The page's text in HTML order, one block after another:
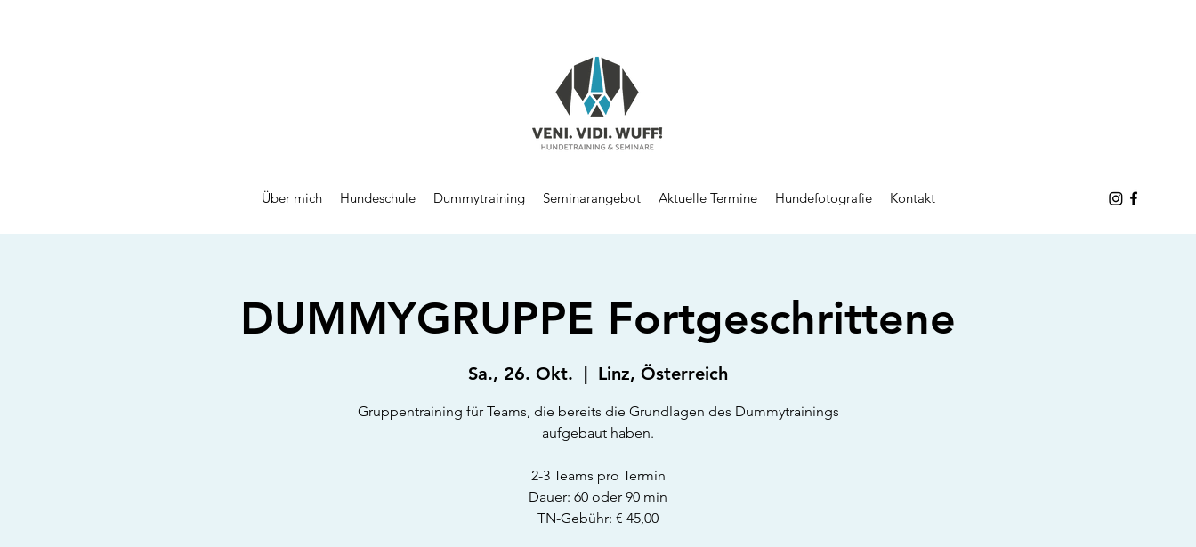
Über mich Hundeschule Dummytraining Seminarangebot Aktuelle Termine Hundefotografie Kontakt
DUMMYGRUPPE Fortgeschrittene
Sa., 26. Okt.
  |
Linz, Österreich
Gruppentraining für Teams, die bereits die Grundlagen des Dummytrainings
aufgebaut haben.
2-3 Teams pro Termin
Dauer: 60 oder 90 min
TN-Gebühr: € 45,00